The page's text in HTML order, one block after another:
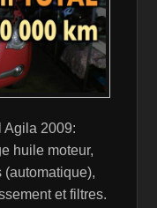
Agila 2009:
huile moteur,
et filtres.